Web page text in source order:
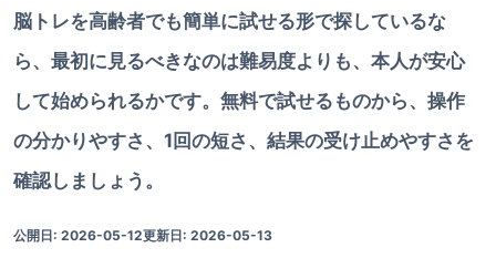
脳トレを高齢者でも簡単に試せる形で探しているな
ら、最初に見るべきなのは難易度よりも、本人が安心
して始められるかです。無料で試せるものから、操作
の分かりやすさ、1回の短さ、結果の受け止めやすさを
確認しましょう。
公開日: 2026-05-12更新日: 2026-05-13